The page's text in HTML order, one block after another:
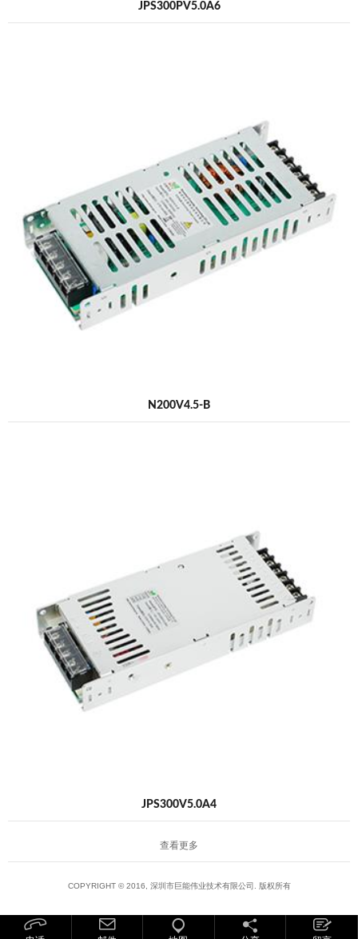
JPS300PV5.0A6
N200V4.5-B
JPS300V5.0A4
查看更多
COPYRIGHT © 2016, 深圳市巨能伟业技术有限公司. 版权所有